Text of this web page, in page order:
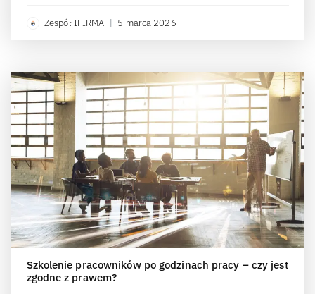
Zespół IFIRMA | 5 marca 2026
Szkolenie pracowników po godzinach pracy – czy jest
zgodne z prawem?